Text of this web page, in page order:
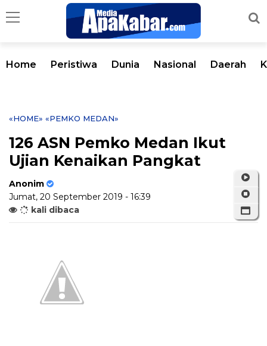
Home Peristiwa Dunia Nasional Daerah
«HOME» «PEMKO MEDAN»
126 ASN Pemko Medan Ikut
Ujian Kenaikan Pangkat
Anonim
Jumat, 20 September 2019 - 16:39
kali dibaca